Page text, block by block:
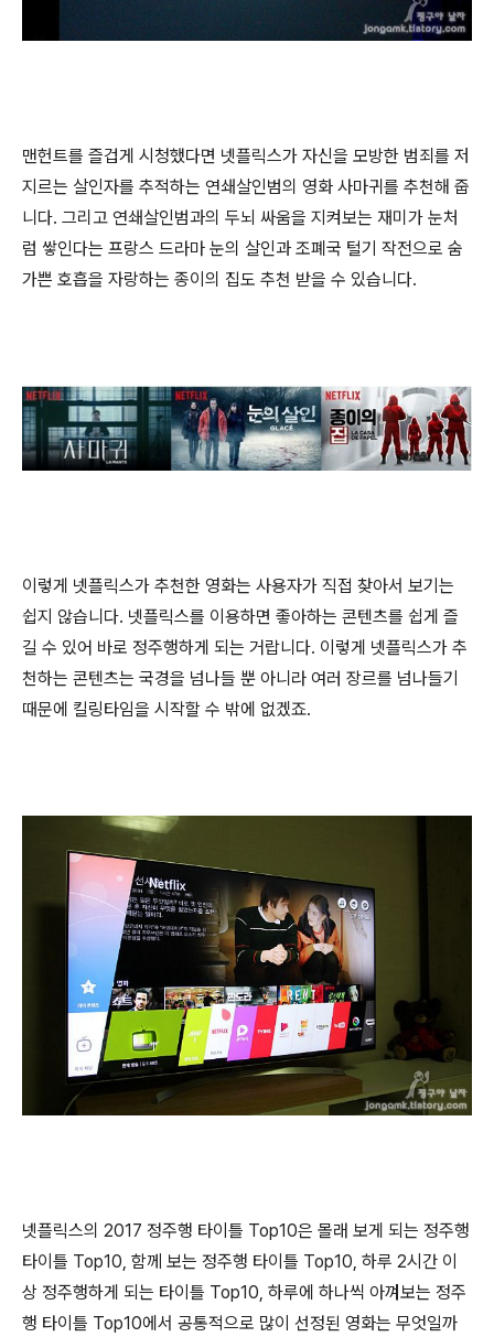
맨헌트를 즐겁게 시청했다면 넷플릭스가 자신을 모방한 범죄를 저
지르는 살인자를 추적하는 연쇄살인범의 영화 사마귀를 추천해 줍
니다. 그리고 연쇄살인범과의 두뇌 싸움을 지켜보는 재미가 눈처
럼 쌓인다는 프랑스 드라마 눈의 살인과 조폐국 털기 작전으로 숨
가쁜 호흡을 자랑하는 종이의 집도 추천 받을 수 있습니다.
이렇게 넷플릭스가 추천한 영화는 사용자가 직접 찾아서 보기는
쉽지 않습니다. 넷플릭스를 이용하면 좋아하는 콘텐츠를 쉽게 즐
길 수 있어 바로 정주행하게 되는 거랍니다. 이렇게 넷플릭스가 추
천하는 콘텐츠는 국경을 넘나들 뿐 아니라 여러 장르를 넘나들기
때문에 킬링타임을 시작할 수 밖에 없겠죠.
넷플릭스의 2017 정주행 타이틀 Top10은 몰래 보게 되는 정주행
타이틀 Top10, 함께 보는 정주행 타이틀 Top10, 하루 2시간 이
상 정주행하게 되는 타이틀 Top10, 하루에 하나씩 아껴보는 정주
행 타이틀 Top10에서 공통적으로 많이 선정된 영화는 무엇일까